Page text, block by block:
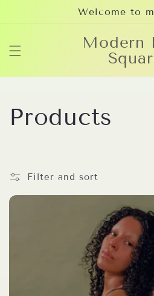
Welcome to
Modern
C
l
l
Products
Filter and sort